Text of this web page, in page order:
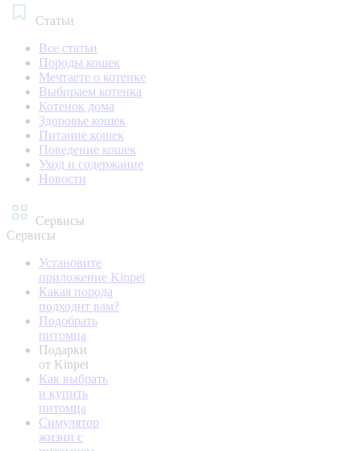
Статьи
Все статьи
Породы кошек
Мечтаете о котенке
Выбираем котенка
Котенок дома
Здоровье кошек
Питание кошек
Поведение кошек
Уход и содержание
Новости
Сервисы
Сервисы
Установите
приложение Kinpet
Какая порода
подходит вам?
Подобрать
питомца
Подарки
от Kinpet
Как выбрать
и купить
питомца
Симулятор
жизни с